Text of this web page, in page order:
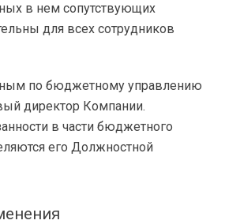
в нем сопутствующих
для всех сотрудников
по бюджетному управлению
директор Компании.
в части бюджетного
его Должностной